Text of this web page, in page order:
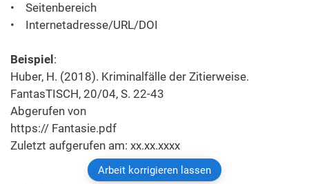
• Seitenbereich
• Internetadresse/URL/DOI
Beispiel :
Huber, H. (2018). Kriminalfälle der Zitierweise.
FantasTISCH, 20/04, S. 22-43
Abgerufen von
https:// Fantasie.pdf
Zuletzt aufgerufen am: xx.xx.xxxx
Arbeit korrigieren lassen